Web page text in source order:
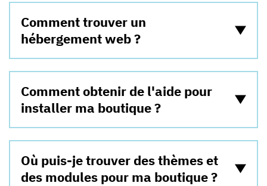
Comment trouver un
hébergement web ?
Comment obtenir de l'aide pour
installer ma boutique ?
Où puis-je trouver des thèmes et
des modules pour ma boutique ?